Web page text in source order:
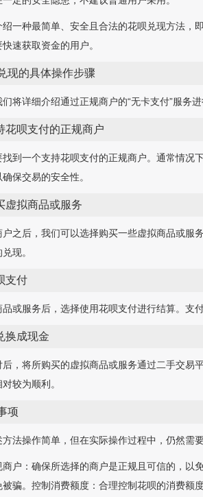
一种最简单、安全且合法的花呗兑现方法，
速获取资金的用户。
现的具体操作步骤
将详细介绍通过正规商户的“无卡支付”服务
花呗支付的正规商户
找到一个支持花呗支付的正规商户。通常情况
保交易的安全性。
虚拟商品或服务
户之后，我们可以选择购买一些虚拟商品或服
现。
支付
或服务后，选择使用花呗支付进行结算。支
换成现金
后，将所购买的虚拟商品或服务通过二手交易
较为顺利。
项
方法操作简单，但在实际操作过程中，仍然需
商户：确保所选择的商户是正规且可信的，以
骗。控制消费额度：合理控制花呗的消费额